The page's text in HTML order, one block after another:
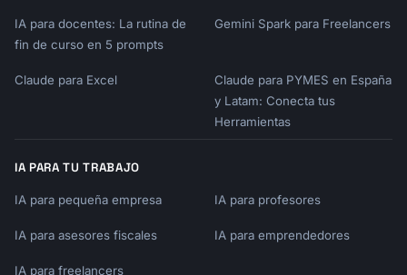
IA para docentes: La rutina de
fin de curso en 5 prompts
Gemini Spark para Freelancers
Claude para Excel
Claude para PYMES en España
y Latam: Conecta tus
Herramientas
IA PARA TU TRABAJO
IA para pequeña empresa IA para profesores
IA para asesores fiscales IA para emprendedores
IA para freelancers